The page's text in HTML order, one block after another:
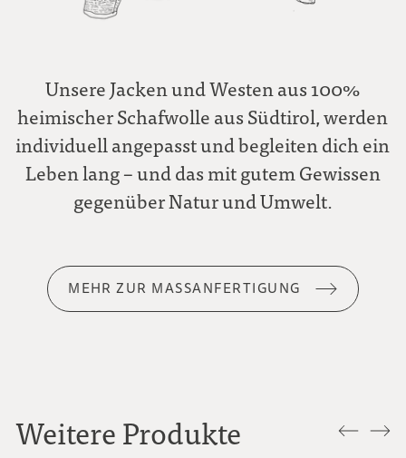
Unsere Jacken und Westen aus 100%
heimischer Schafwolle aus Südtirol, werden
individuell angepasst und begleiten dich ein
Leben lang – und das mit gutem Gewissen
gegenüber Natur und Umwelt.
MEHR ZUR MASSANFERTIGUNG
Weitere Produkte